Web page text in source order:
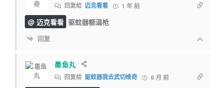
回复给 迈克看看 1 年 前
@ 迈克看看 驱蚊器额温枪
回复
墨鱼丸
回复给 驱蚊器我去武切维奇 6 月 前